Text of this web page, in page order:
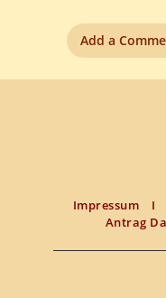
Impressum I
Antrag